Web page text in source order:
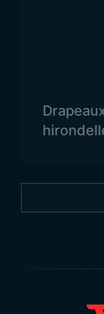
promotions,
du
important
nationale du